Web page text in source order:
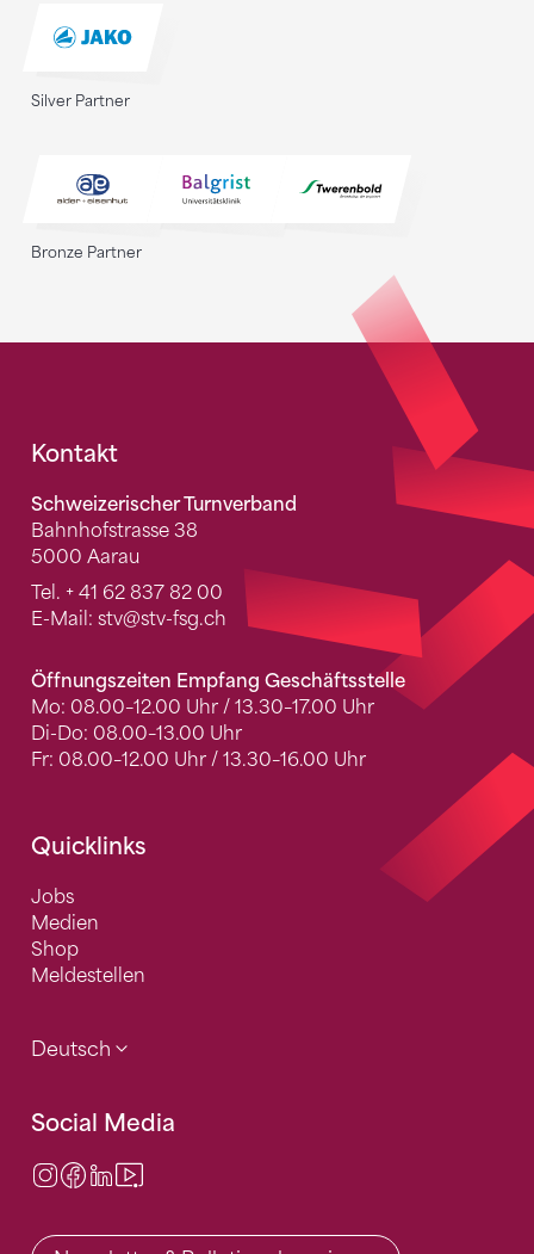
Silver Partner
Bronze Partner
Fusszeile
Kontakt
Schweizerischer Turnverband
Bahnhofstrasse 38
5000 Aarau
Tel. + 41 62 837 82 00
E-Mail: stv@stv-fsg.ch
Öffnungszeiten Empfang Geschäftsstelle
Mo: 08.00–12.00 Uhr / 13.30–17.00 Uhr
Di-Do: 08.00–13.00 Uhr
Fr: 08.00–12.00 Uhr / 13.30–16.00 Uhr
Quicklinks
Jobs
Medien
Shop
Meldestellen
Deutsch
Social Media
Instagram
Facebook
LinkedIn